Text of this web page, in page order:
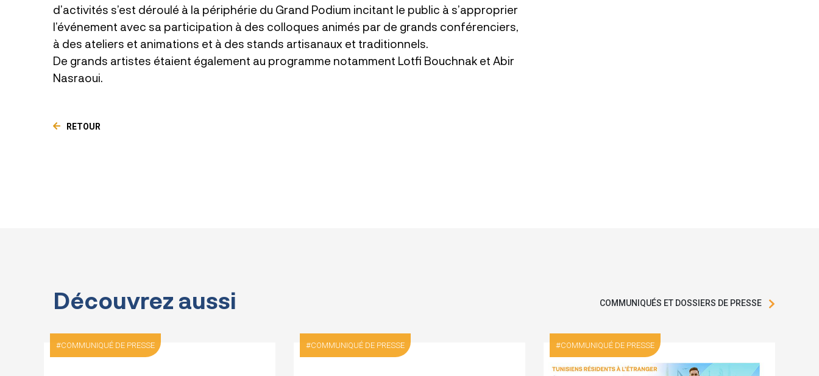
d’activités s’est déroulé à la périphérie du Grand Podium incitant le public à s’approprier
l’événement avec sa participation à des colloques animés par de grands conférenciers,
à des ateliers et animations et à des stands artisanaux et traditionnels.
De grands artistes étaient également au programme notamment Lotfi Bouchnak et Abir
Nasraoui.
RETOUR
Découvrez aussi COMMUNIQUÉS ET DOSSIERS DE PRESSE
COMMUNIQUÉ DE PRESSE COMMUNIQUÉ DE PRESSE COMMUNIQUÉ DE PRESSE